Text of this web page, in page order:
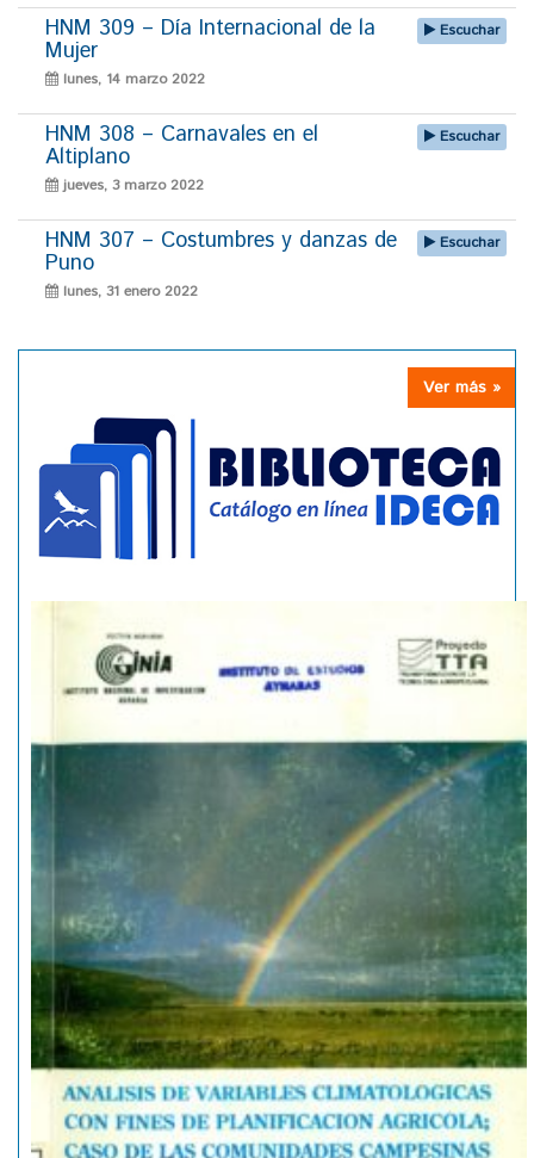
HNM 309 – Día Internacional de la
Mujer
lunes, 14 marzo 2022
Escuchar
HNM 308 – Carnavales en el
Altiplano
jueves, 3 marzo 2022
Escuchar
HNM 307 – Costumbres y danzas de
Puno
lunes, 31 enero 2022
Escuchar
Ver más »